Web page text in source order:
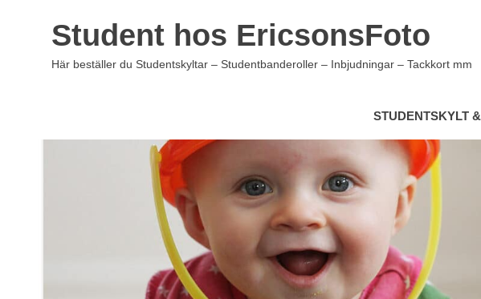
Student hos EricsonsFoto
Här beställer du Studentskyltar – Studentbanderoller – Inbjudningar – Tackkort mm
STUDENTSKYLT